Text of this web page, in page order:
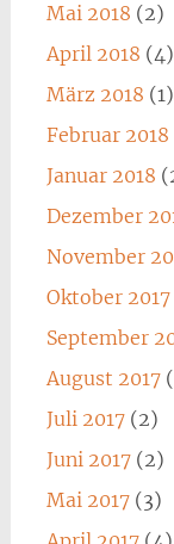
Mai 2018 (2)
April 2018 (4)
März 2018 (1)
Februar 2018
Januar 2018
Dezember
November
Oktober 2017
September
August 2017
Juli 2017(2)
Juni 2017(2)
Mai 2017(3)